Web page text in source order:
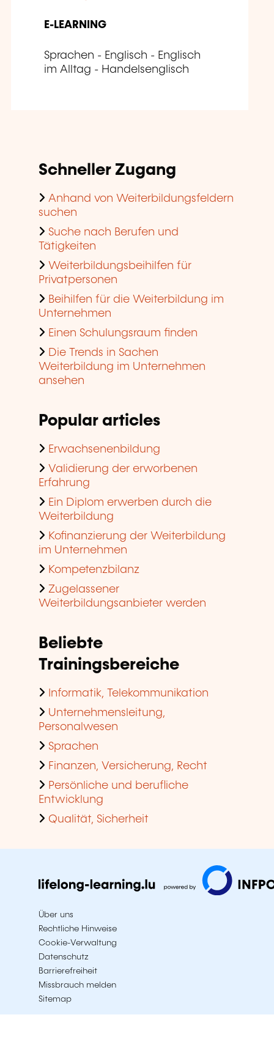
E-LEARNING
Sprachen - Englisch - Englisch
im Alltag - Handelsenglisch
Schneller Zugang
Anhand von Weiterbildungsfeldern
suchen
Suche nach Berufen und
Tätigkeiten
Weiterbildungsbeihilfen für
Privatpersonen
Beihilfen für die Weiterbildung im
Unternehmen
Einen Schulungsraum finden
Die Trends in Sachen
Weiterbildung im Unternehmen
ansehen
Popular articles
Erwachsenenbildung
Validierung der erworbenen
Erfahrung
Ein Diplom erwerben durch die
Weiterbildung
Kofinanzierung der Weiterbildung
im Unternehmen
Kompetenzbilanz
Zugelassener
Weiterbildungsanbieter werden
Beliebte
Trainingsbereiche
Informatik, Telekommunikation
Unternehmensleitung,
Personalwesen
Sprachen
Finanzen, Versicherung, Recht
Persönliche und berufliche
Entwicklung
Qualität, Sicherheit
Über uns
Rechtliche Hinweise
Cookie-Verwaltung
Datenschutz
Barrierefreiheit
Missbrauch melden
Sitemap